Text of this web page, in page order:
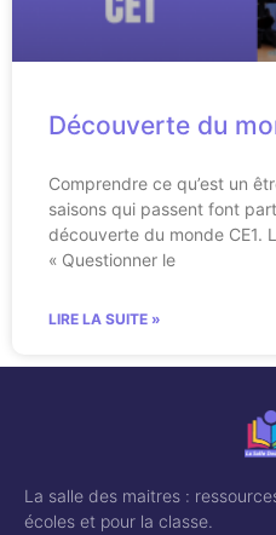
Découverte du
Comprendre ce qu’est un
saisons qui passent font
découverte du monde CE1.
« Questionner le
LIRE LA SUITE »
La salle des maitres :
écoles et pour la classe.